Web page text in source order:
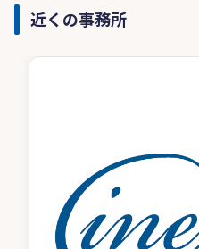
近くの事務所